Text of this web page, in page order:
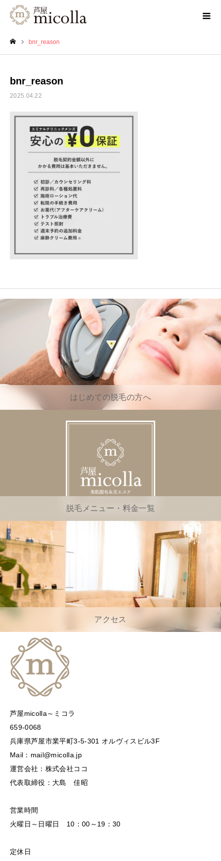
bnr_reason
bnr_reason
2025.04.22
はじめての脱毛の方へ
脱毛メニュー・料金一覧
アクセス
芦屋micolla～ミコラ
659-0068
兵庫県芦屋市業平町3-5-301 オルヴィスビル3F
Mail：mail@micolla.jp
運営会社：株式会社ココ
代表取締役：大島 佳昭
営業時間
火曜日～日曜日 10：00～19：30
定休日